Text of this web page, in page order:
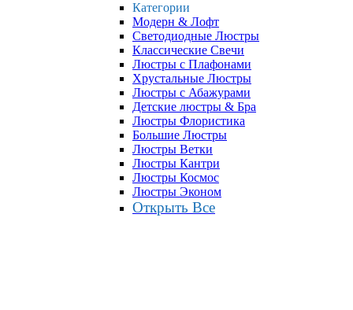
Категории
Модерн & Лофт
Светодиодные Люстры
Классические Свечи
Люстры с Плафонами
Хрустальные Люстры
Люстры с Абажурами
Детские люстры & Бра
Люстры Флористика
Большие Люстры
Люстры Ветки
Люстры Кантри
Люстры Космос
Люстры Эконом
Открыть Все